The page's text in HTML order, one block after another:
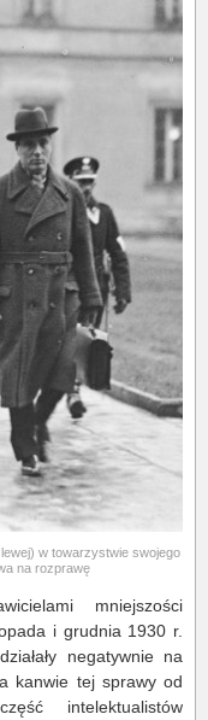
w towarzystwie swojego
na rozprawę
mniejszości
i grudnia 1930 r.
negatywnie na
kanwie tej sprawy od
intelektualistów